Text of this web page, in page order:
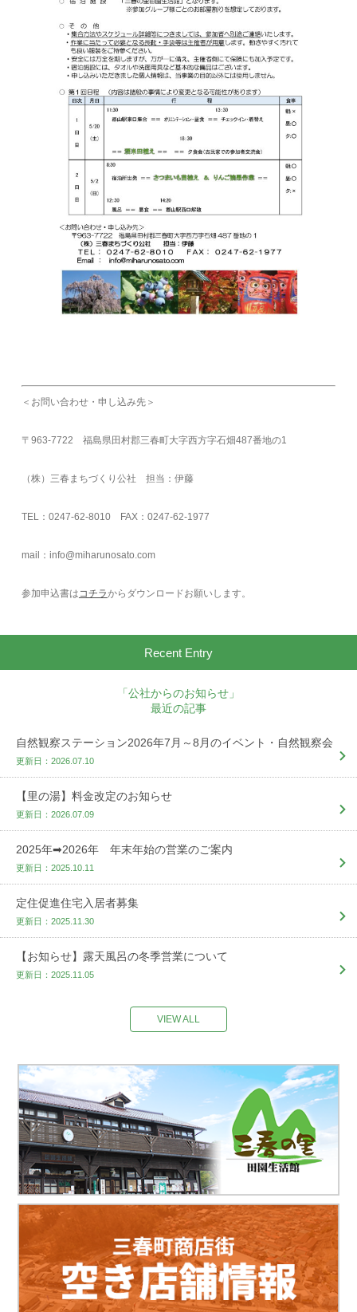
＜お問い合わせ・申し込み先＞
〒963-7722 福島県田村郡三春町大字西方字石畑487番地の1
（株）三春まちづくり公社 担当：伊藤
TEL：0247-62-8010 FAX：0247-62-1977
mail：info@miharunosato.com
参加申込書は コチラからダウンロードお願いします。
Recent Entry
「公社からのお知らせ」
最近の記事
自然観察ステーション2026年7月～8月のイベント・自然観察会
更新日：2026.07.10
【里の湯】料金改定のお知らせ
更新日：2026.07.09
2025年➡2026年 年末年始の営業のご案内
更新日：2025.10.11
定住促進住宅入居者募集
更新日：2025.11.30
【お知らせ】露天風呂の冬季営業について
更新日：2025.11.05
VIEW ALL